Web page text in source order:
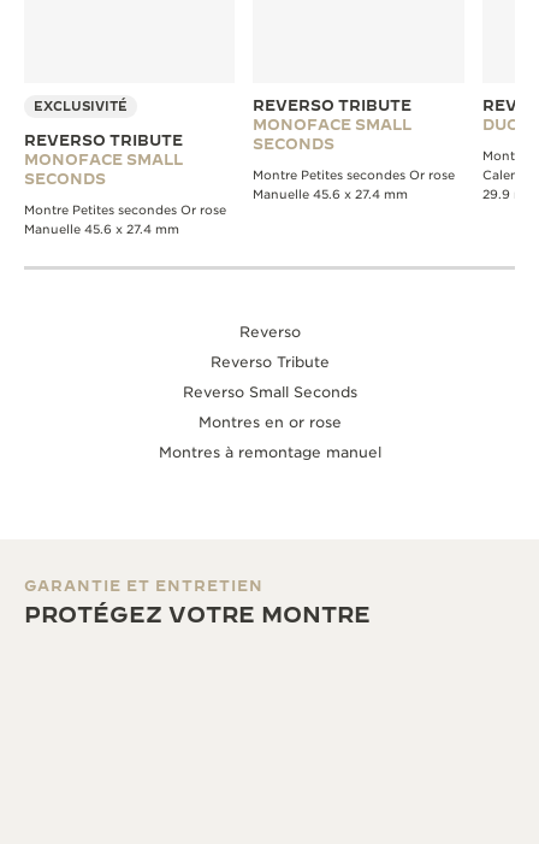
EXCLUSIVITÉ
REVERSO TRIBUTE
MONOFACE SMALL
SECONDS
Montre Petites secondes Or rose
Manuelle 45.6 x 27.4 mm
REVERSO TRIBUTE
MONOFACE SMALL
SECONDS
Montre Petites secondes Or rose
Manuelle 45.6 x 27.4 mm
Montre
29.9 mm
Reverso
Reverso Tribute
Reverso Small Seconds
Montres en or rose
Montres à remontage manuel
GARANTIE ET ENTRETIEN
PROTÉGEZ VOTRE MONTRE